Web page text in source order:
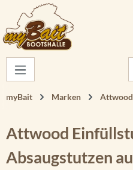
Zum Hauptinhalt springen
myBait Marken Attwood
Attwood
Absaugstutzen